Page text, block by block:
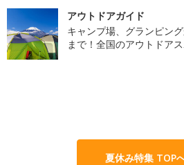
アウトドアガイド
キャンプ場、グランピン
まで！全国のアウトドア
夏休み特集 TOP